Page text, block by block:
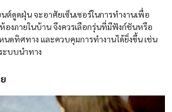
ดูดฝุ่น จะอาศัยเซ็นเซอร์ในการทำงานเพื่อ
องภายในบ้าน จึงควรเลือกรุ่นที่มีฟังก์ชันหรือ
นดทิศทาง และควบคุมการทำงานได้ยิ่งขึ้นเช่น
บบนำทาง